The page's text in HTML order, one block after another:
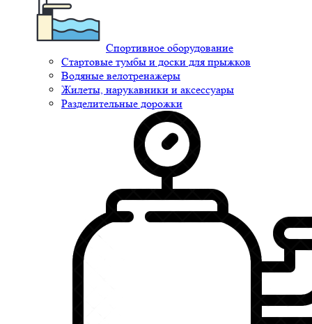
Спортивное оборудование
Стартовые тумбы и доски для прыжков
Водяные велотренажеры
Жилеты, нарукавники и аксессуары
Разделительные дорожки